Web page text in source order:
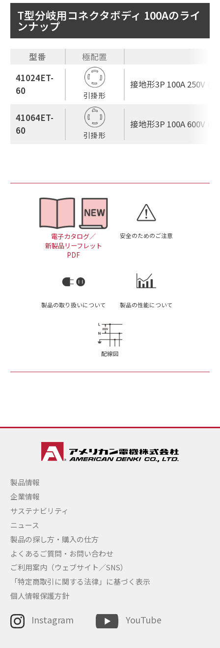
T型分岐用コネクタボディ 100Aのライ
ンナップ
型番 極配置
41024ET-
60
引掛形
接地形3P 100A 250V
41064ET-
60
引掛形
接地形3P 100A 600V
電子カタログ／
新製品リーフレット
PDF
安全のためのご注意
製品の取り扱いについて 製品の性能について
配線図
製品情報
企業情報
サステナビリティ
ニュース
製品の探し方・購入の仕方
よくあるご質問・お問い合わせ
ご利用案内（ウェブサイト／SNS）
「特定商取引に関する法律」に基づく表示
個人情報保護方針
Instagram YouTube